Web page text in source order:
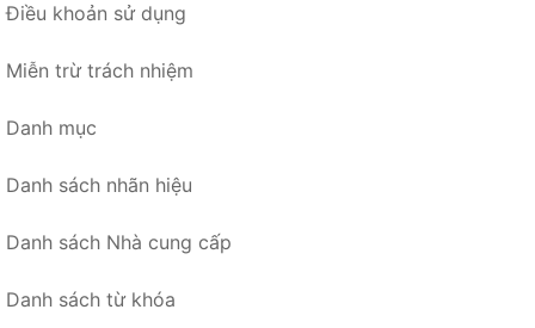
Điều khoản sử dụng
Miễn trừ trách nhiệm
Danh mục
Danh sách nhãn hiệu
Danh sách Nhà cung cấp
Danh sách từ khóa